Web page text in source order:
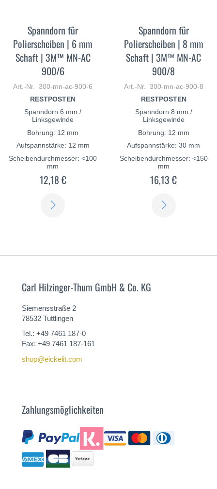
Spanndorn für
Polierscheiben | 6 mm
Schaft | 3M™ MN-AC
900/6
Art.-Nr. 300-mn-ac-900-6
RESTPOSTEN
Spanndorn 6 mm /
Linksgewinde
Bohrung: 12 mm
Aufspannstärke: 12 mm
Scheibendurchmesser: <100
mm
12,18 €
Spanndorn für
Polierscheiben | 8 mm
Schaft | 3M™ MN-AC
900/8
Art.-Nr. 300-mn-ac-900-8
RESTPOSTEN
Spanndorn 8 mm /
Linksgewinde
Bohrung: 12 mm
Aufspannstärke: 30 mm
Scheibendurchmesser: <150
mm
16,13 €
Carl Hilzinger-Thum GmbH & Co. KG
Siemensstraße 2
78532 Tuttlingen
Tel.: +49 7461 187-0
Fax: +49 7461 187-161
shop@eickelit.com
Zahlungsmöglichkeiten